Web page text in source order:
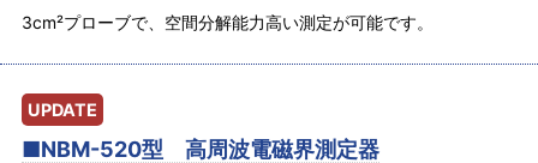
3cm²プローブで、空間分解能力高い測定が可能です。
UPDATE
■NBM-520型 高周波電磁界測定器